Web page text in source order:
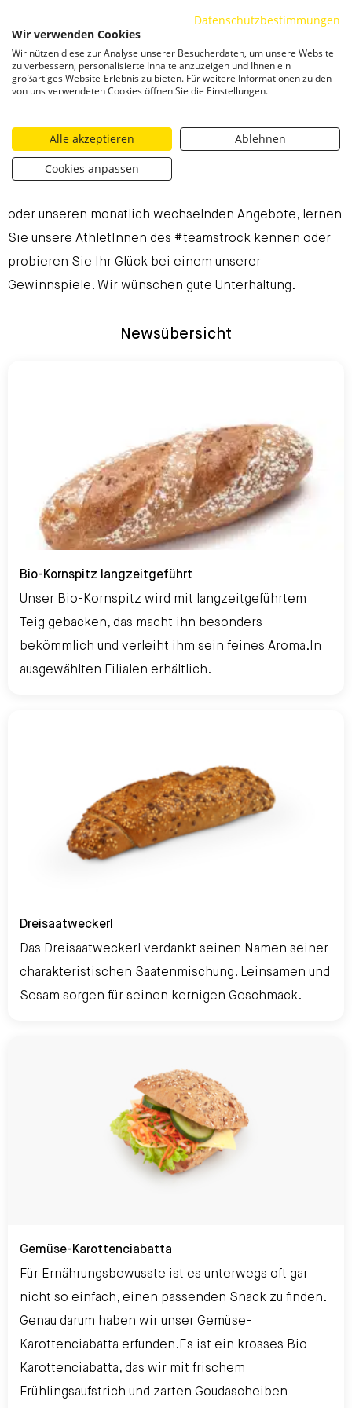
Aktuelle Neuigkeiten
aktuelle Neuigkeiten aus unserer Backstube, lernen Sie
unsere Produktinnovationen kennen, schmökern Sie in
oder unseren monatlich wechselnden Angebote, lernen
Sie unsere AthletInnen des #teamströck kennen oder
probieren Sie Ihr Glück bei einem unserer
Gewinnspiele. Wir wünschen gute Unterhaltung.
Newsübersicht
Bio-Kornspitz langzeitgeführt
Unser Bio-Kornspitz wird mit langzeitgeführtem
Teig gebacken, das macht ihn besonders
bekömmlich und verleiht ihm sein feines Aroma.In
ausgewählten Filialen erhältlich.
Dreisaatweckerl
Das Dreisaatweckerl verdankt seinen Namen seiner
charakteristischen Saatenmischung. Leinsamen und
Sesam sorgen für seinen kernigen Geschmack.
Gemüse-Karottenciabatta
Für Ernährungsbewusste ist es unterwegs oft gar
nicht so einfach, einen passenden Snack zu finden.
Genau darum haben wir unser Gemüse-
Karottenciabatta erfunden.Es ist ein krosses Bio-
Karottenciabatta, das wir mit frischem
Frühlingsaufstrich und zarten Goudascheiben
Datenschutzbestimmungen
Wir verwenden Cookies
Wir nützen diese zur Analyse unserer Besucherdaten, um unsere Website
zu verbessern, personalisierte Inhalte anzuzeigen und Ihnen ein
großartiges Website-Erlebnis zu bieten. Für weitere Informationen zu den
von uns verwendeten Cookies öffnen Sie die Einstellungen.
Alle akzeptieren
Ablehnen
Cookies anpassen